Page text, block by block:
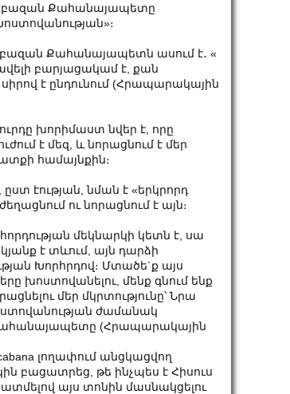
Քահանայապետը
Քահանայապետն ասում է․ «
բարյացակամ է, քան
է ընդունում (Հրապարակային
խորիմաստ նվեր է, որը
է մեզ, և նորացնում է մեր
համայնքին։
էության, նման է «երկրորդ
ու նորացնում է այն։
մեկնարկի կետն է, սա
է տևում, այն դարձի
Խորհրդով։ Մտածե´ք այս
խոստովանելու, մենք գնում ենք
մեր մկրտությունը՝ Նրա
ժամանակ
Քահանայապետը (Հրապարակային
լողափում անցկացվող
բացատրեց, թե ինչպես է Հիսուս
այս տոնին մասնակցելու